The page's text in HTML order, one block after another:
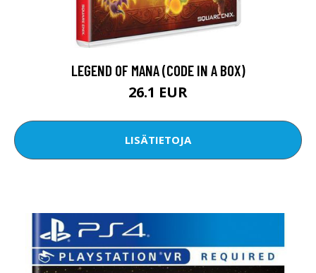
LEGEND OF MANA (CODE IN A BOX)
26.1 EUR
LISÄTIETOJA